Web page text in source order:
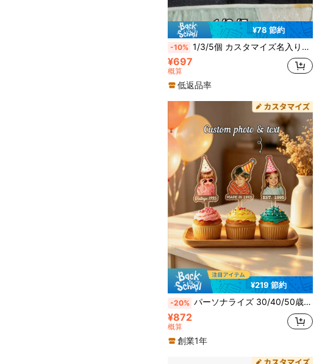
¥78 節約
-10% 1/3/5個 カスタマイズ名入りアクリルケーキトッパー、ケーキデコレーションサイン、誕生日ケーキトッパー、ネームプレート、テーブルネームカード、ゴールドケーキトッパー、パーソナライズケーキトッパー、パーソナライズアクリルミラーケーキトッパー、ケーキネームトッパー、デコレーションサイン、ケーキネームデコレーションサイン、ウェディングテーブルカード、エレガントな筆記体
¥697
概算
低返品率
¥219 節約
-20% パーソナライズ 30/40/50歳誕生日ケーキトッパー、カスタマイズ誕生日ケーキ写真装飾、面白い誕生日パーティーギフト、娘/息子の誕生日プレゼント
¥872
概算
創業1年